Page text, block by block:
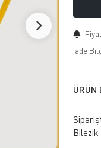
İade
ÜRÜN
Bilezik